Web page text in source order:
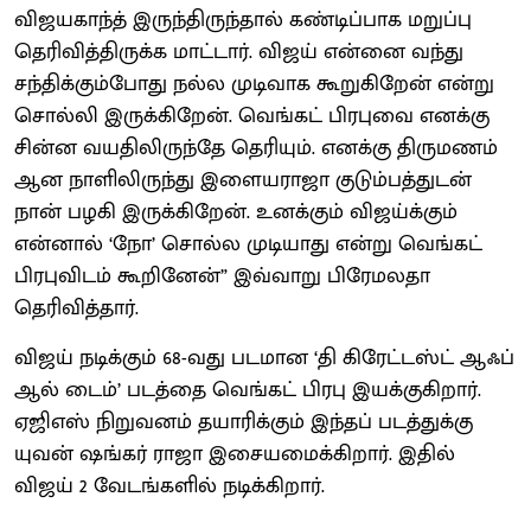
விஜயகாந்த் இருந்திருந்தால் கண்டிப்பாக மறுப்பு
தெரிவித்திருக்க மாட்டார். விஜய் என்னை வந்து
சந்திக்கும்போது நல்ல முடிவாக கூறுகிறேன் என்று
சொல்லி இருக்கிறேன். வெங்கட் பிரபுவை எனக்கு
சின்ன வயதிலிருந்தே தெரியும். எனக்கு திருமணம்
ஆன நாளிலிருந்து இளையராஜா குடும்பத்துடன்
நான் பழகி இருக்கிறேன். உனக்கும் விஜய்க்கும்
என்னால் ‘நோ’ சொல்ல முடியாது என்று வெங்கட்
பிரபுவிடம் கூறினேன்” இவ்வாறு பிரேமலதா
தெரிவித்தார்.
விஜய் நடிக்கும் 68-வது படமான ‘தி கிரேட்டஸ்ட் ஆஃப்
ஆல் டைம்’ படத்தை வெங்கட் பிரபு இயக்குகிறார்.
ஏஜிஎஸ் நிறுவனம் தயாரிக்கும் இந்தப் படத்துக்கு
யுவன் ஷங்கர் ராஜா இசையமைக்கிறார். இதில்
விஜய் 2 வேடங்களில் நடிக்கிறார்.